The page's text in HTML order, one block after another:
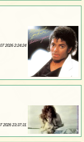
2026 2:24:24
2026 23:37:31